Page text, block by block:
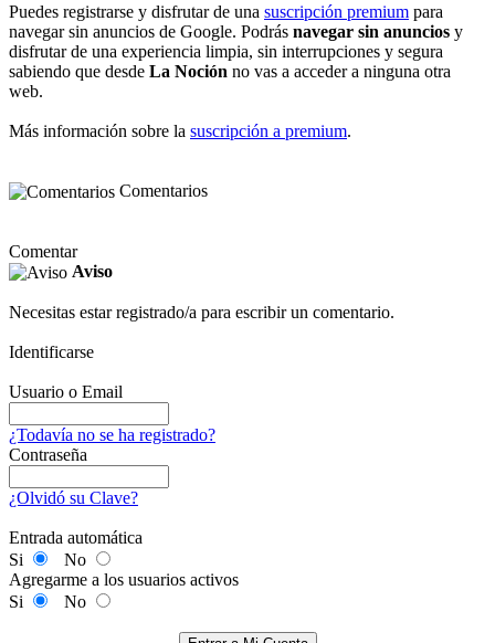
Puedes registrarse y disfrutar de una suscripción premium para
navegar sin anuncios de Google. Podrás navegar sin anuncios y
disfrutar de una experiencia limpia, sin interrupciones y segura
sabiendo que desde La Noción no vas a acceder a ninguna otra
web.
Más información sobre la suscripción a premium.
Comentarios
Comentar
Aviso
Necesitas estar registrado/a para escribir un comentario.
Identificarse
Usuario o Email
¿Todavía no se ha registrado?
Contraseña
¿Olvidó su Clave?
Entrada automática
Si
No
Agregarme a los usuarios activos
Si
No